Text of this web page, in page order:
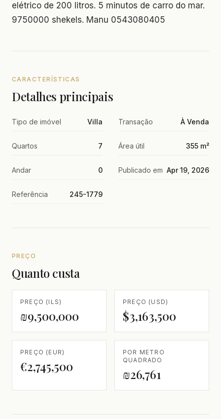
elétrico de 200 litros. 5 minutos de carro do mar.
9750000 shekels. Manu 0543080405
CARACTERÍSTICAS
Detalhes principais
Tipo de imóvel Villa Transação À Venda
Quartos 7 Área útil 355 m²
Andar 0 Publicado em Apr 19, 2026
Referência 245-1779
PREÇO
Quanto custa
PREÇO (ILS)
₪9,500,000
PREÇO (USD)
$3,163,500
PREÇO (EUR)
€2,745,500
POR METRO
QUADRADO
₪26,761